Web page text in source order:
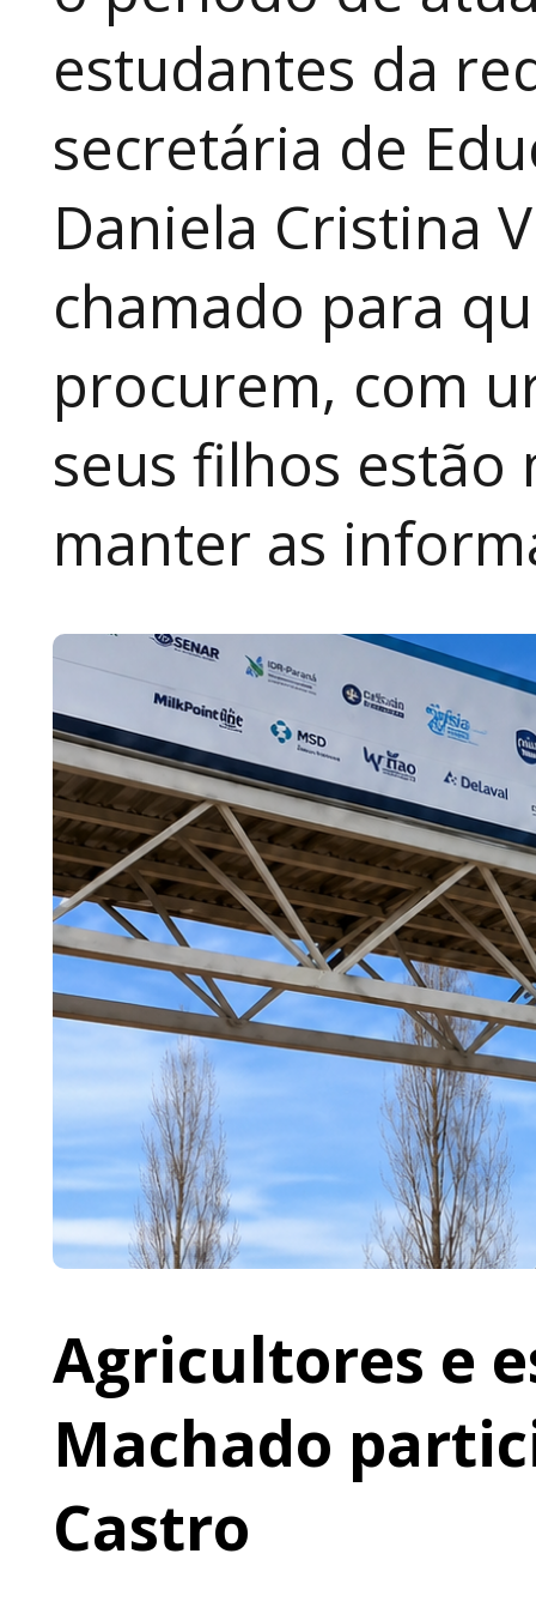
estudantes da
secretária de
Daniela Cristina
chamado para
procurem, com
seus filhos
manter as
Agricultores e
Machado
Castro